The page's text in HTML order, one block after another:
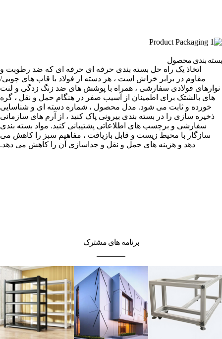
بسته بندی محصول
اتخاذ یک راه حل بسته بندی حرفه ای حرفه ای که ضد رطوبت و
مقاوم در برابر خراش است ، هر دسته از فولاد با قاب های چوبی/
نوارهای فولادی سفارشی ، همراه با پوشش های ضد زنگ زدگی و لنت
های بالشتک برای اطمینان از آسیب صفر در هنگام حمل و نقل ، گره
خورده و ثابت می شود. مدل محصول ، شماره دسته ای و شناسایی
ذخیره سازی را در بسته بندی بیرونی پاک کنید ، از آرم های سازمانی
سفارشی و برچسب های اطلاعاتی پشتیبانی کنید. مواد بسته بندی
سازگار با محیط زیست و قابل بازیافت ، مفاهیم سبز را کاهش می
دهد و هزینه های حمل و نقل و جداسازی آن را کاهش می دهد.
برنامه های مشترک